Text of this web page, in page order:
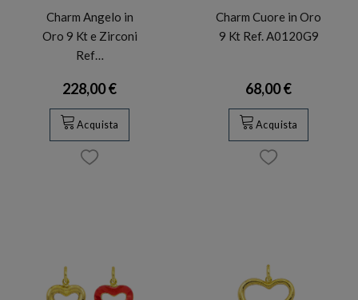
Charm Angelo in
Oro 9 Kt e Zirconi
Ref…
228,00 €
Acquista
Charm Cuore in Oro
9 Kt Ref. A0120G9
68,00 €
Acquista